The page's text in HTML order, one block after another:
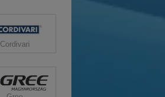
Cordivari